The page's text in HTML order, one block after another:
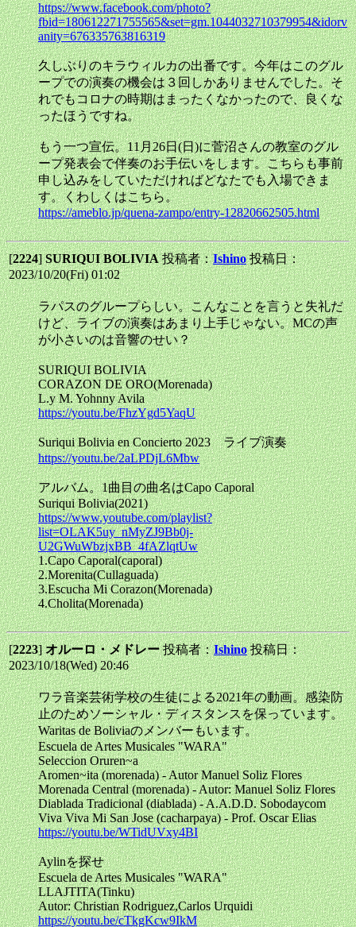
https://www.facebook.com/photo?
fbid=180612271755565&set=gm.1044032710379954&idorv
anity=676335763816319
久しぶりのキラウィルカの出番です。今年はこのグル
ープでの演奏の機会は３回しかありませんでした。そ
れでもコロナの時期はまったくなかったので、良くな
ったほうですね。
もう一つ宣伝。11月26日(日)に菅沼さんの教室のグル
ープ発表会で伴奏のお手伝いをします。こちらも事前
申し込みをしていただければどなたでも入場できま
す。くわしくはこちら。
https://ameblo.jp/quena-zampo/entry-12820662505.html
[2224]SURIQUI BOLIVIA投稿者：Ishino 投稿日：
2023/10/20(Fri) 01:02
ラパスのグループらしい。こんなことを言うと失礼だ
けど、ライブの演奏はあまり上手じゃない。MCの声
が小さいのは音響のせい？
SURIQUI BOLIVIA
CORAZON DE ORO(Morenada)
L.y M. Yohnny Avila
https://youtu.be/FhzYgd5YaqU
Suriqui Bolivia en Concierto 2023 ライブ演奏
https://youtu.be/2aLPDjL6Mbw
アルバム。1曲目の曲名はCapo Caporal
Suriqui Bolivia(2021)
https://www.youtube.com/playlist?
list=OLAK5uy_nMyZJ9Bb0j-
U2GWuWbzjxBB_4fAZlqtUw
1.Capo Caporal(caporal)
2.Morenita(Cullaguada)
3.Escucha Mi Corazon(Morenada)
4.Cholita(Morenada)
[2223]オルーロ・メドレー投稿者：Ishino 投稿日：
2023/10/18(Wed) 20:46
ワラ音楽芸術学校の生徒による2021年の動画。感染防
止のためソーシャル・ディスタンスを保っています。
Waritas de Boliviaのメンバーもいます。
Escuela de Artes Musicales "WARA"
Seleccion Oruren~a
Aromen~ita (morenada) - Autor Manuel Soliz Flores
Morenada Central (morenada) - Autor: Manuel Soliz Flores
Diablada Tradicional (diablada) - A.A.D.D. Sobodaycom
Viva Viva Mi San Jose (cacharpaya) - Prof. Oscar Elias
https://youtu.be/WTidUVxy4BI
Aylinを探せ
Escuela de Artes Musicales "WARA"
LLAJTITA(Tinku)
Autor: Christian Rodriguez,Carlos Urquidi
https://youtu.be/cTkgKcw9IkM